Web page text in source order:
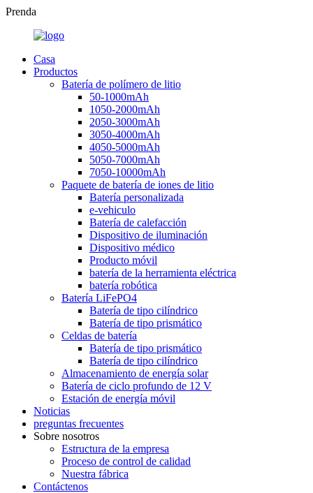
Prenda
Casa
Productos
Batería de polímero de litio
50-1000mAh
1050-2000mAh
2050-3000mAh
3050-4000mAh
4050-5000mAh
5050-7000mAh
7050-10000mAh
Paquete de batería de iones de litio
Batería personalizada
e-vehiculo
Batería de calefacción
Dispositivo de iluminación
Dispositivo médico
Producto móvil
batería de la herramienta eléctrica
batería robótica
Batería LiFePO4
Batería de tipo cilíndrico
Batería de tipo prismático
Celdas de batería
Batería de tipo prismático
Batería de tipo cilíndrico
Almacenamiento de energía solar
Batería de ciclo profundo de 12 V
Estación de energía móvil
Noticias
preguntas frecuentes
Sobre nosotros
Estructura de la empresa
Proceso de control de calidad
Nuestra fábrica
Contáctenos